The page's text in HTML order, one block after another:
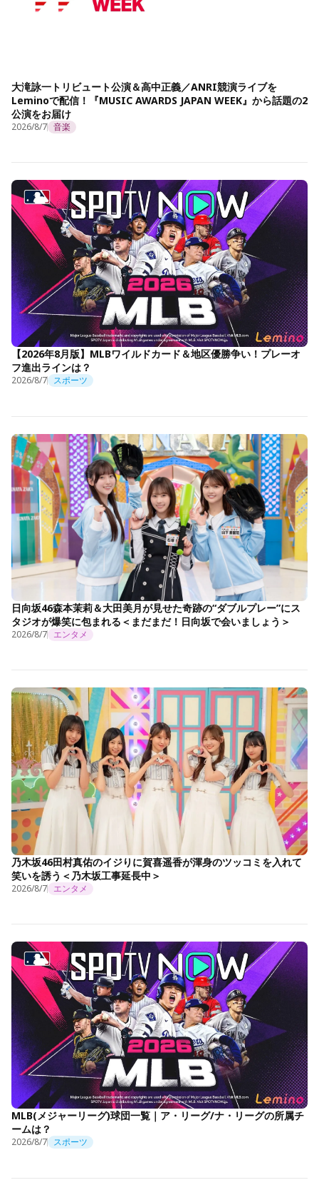
大滝詠一トリビュート公演＆高中正義／ANRI競演ライブを
Leminoで配信！『MUSIC AWARDS JAPAN WEEK』から話題の2
公演をお届け
2026/8/7 音楽
【2026年8月版】MLBワイルドカード＆地区優勝争い！プレーオ
フ進出ラインは？
2026/8/7 スポーツ
日向坂46森本茉莉＆大田美月が見せた奇跡の“ダブルプレー”にス
タジオが爆笑に包まれる＜まだまだ！日向坂で会いましょう＞
2026/8/7 エンタメ
乃木坂46田村真佑のイジりに賀喜遥香が渾身のツッコミを入れて
笑いを誘う＜乃木坂工事延長中＞
2026/8/7 エンタメ
MLB(メジャーリーグ)球団一覧｜ア・リーグ/ナ・リーグの所属チ
ームは？
2026/8/7 スポーツ